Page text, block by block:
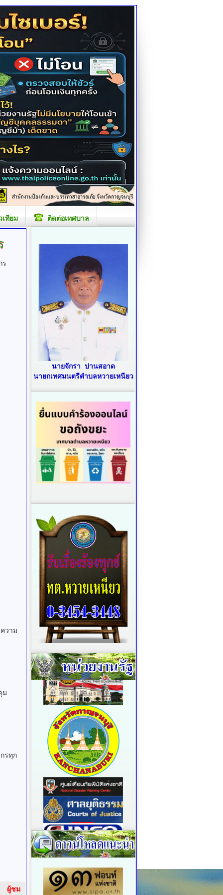
ทียม ติดต่อเทศบาล
ร
วาม
ม
รทุก
ผู้ชม
นายจักรา ปานสอาด
นายกเทศมนตรีตำบลหวายเหนียว